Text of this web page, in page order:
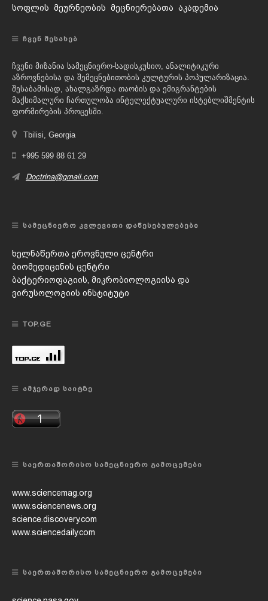
სოფლის მეურნეობის მეცნიერებათა აკადემია
ᲩᲕᲔᲜ ᲨᲔᲡᲐᲮᲔᲑ
ჩვენი მიზანია სამეცნიერო-სადისკუსიო, ანალიტიკური
აზროვნებისა და შემეცნებითობის კულტურის პოპულარიზაცია.
შესაბამისად, ახალგაზრდა თაობის და ემიგრანტების
მაქსიმალური ჩართულობა ინტელექტუალური ისტებლიშმენტის
ფორმირების პროცესში.
Tbilisi, Georgia
+995 599 88 61 29
Doctrina@gmail.com
ᲡᲐᲛᲔᲪᲜᲘᲔᲠᲝ ᲙᲕᲚᲔᲕᲘᲗᲘ ᲓᲐᲬᲔᲡᲔᲑᲣᲚᲔᲑᲔᲑᲘ
ხელნაწერთა ეროვნული ცენტრი
ბიომედიცინის ცენტრი
ბაქტერიოფაგიის, მიკრობიოლოგიისა და
ვირუსოლოგიის ინსტიტუტი
TOP.GE
ᲐᲛᲯᲔᲠᲐᲓ ᲡᲐᲘᲢᲖᲔ
ᲡᲐᲔᲠᲗᲐᲨᲝᲠᲘᲡᲝ ᲡᲐᲛᲔᲪᲜᲘᲔᲠᲝ ᲒᲐᲛᲝᲪᲔᲛᲔᲑᲘ
www.sciencemag.org
www.sciencenews.org
science.discovery.com
www.sciencedaily.com
ᲡᲐᲔᲠᲗᲐᲨᲝᲠᲘᲡᲝ ᲡᲐᲛᲔᲪᲜᲘᲔᲠᲝ ᲒᲐᲛᲝᲪᲔᲛᲔᲑᲘ